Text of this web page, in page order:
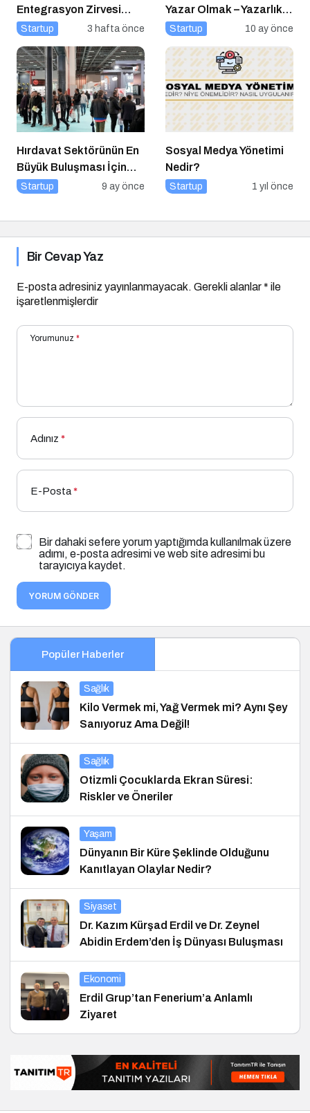
Entegrasyon Zirvesi
Ankara’da
Startup 3 hafta önce
Yazar Olmak – Yazarlık
Başvurusu Başladı!
Startup 10 ay önce
Hırdavat Sektörünün En
Büyük Buluşması İçin
İstanbul Hazır!
Startup 9 ay önce
Sosyal Medya Yönetimi
Nedir?
Startup 1 yıl önce
Bir Cevap Yaz
E-posta adresiniz yayınlanmayacak. Gerekli alanlar* ile
işaretlenmişlerdir
Yorumunuz *
Adınız *
E-Posta*
Bir dahaki sefere yorum yaptığımda kullanılmak üzere
adımı, e-posta adresimi ve web site adresimi bu
tarayıcıya kaydet.
YORUM GÖNDER
Popüler Haberler
Sağlık
Kilo Vermek mi, Yağ Vermek mi? Aynı Şey
Sanıyoruz Ama Değil!
Sağlık
Otizmli Çocuklarda Ekran Süresi:
Riskler ve Öneriler
Yaşam
Dünyanın Bir Küre Şeklinde Olduğunu
Kanıtlayan Olaylar Nedir?
Siyaset
Dr. Kazım Kürşad Erdil ve Dr. Zeynel
Abidin Erdem’den İş Dünyası Buluşması
Ekonomi
Erdil Grup’tan Fenerium’a Anlamlı
Ziyaret